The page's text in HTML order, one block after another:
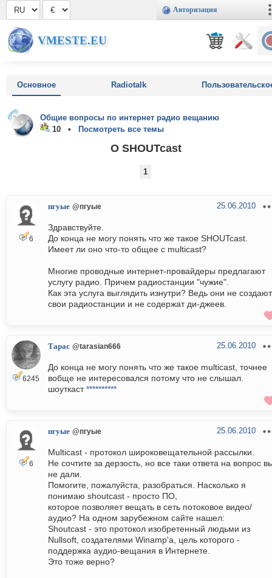
Авторизация
VMESTE.EU
Основное Radiotalk
Общие вопросы по интернет радио вещанию
10 •
Посмотреть все темы
О SHOUTcast
1
6
пгуые @пгуые 25.06.2010
Здравствуйте.
До конца не могу понять что же такое SHOUTcast.
Имеет ли оно что-то общее с multicast?
Многие проводные интернет-провайдеры предлагают
услугу радио. Причем радиостанции "чужие".
Как эта услуга выглядить изнутри? Ведь они не создают
свои радиостанции и не содержат ди-джеев.
6245
Тарас @tarasian666 25.06.2010
До конца не могу понять что же такое multicast, точнее
вобще не интересовался потому что не слышал.
шоуткаст**********
6
пгуые @пгуые 25.06.2010
Multicast - протокол широковещательной рассылки.
Не сочтите за дерзость, но все таки ответа на вопрос
не дали.
Помогите, пожалуйста, разобраться. Насколько я
понимаю shoutcast - просто ПО,
которое позволяет вещать в сеть потоковое видео/
аудио? На одном зарубежном сайте нашел:
Shoutcast - это протокол изобретенный людьми из
Nullsoft, создателями Winamp'а, цель которого -
поддержка аудио-вещания в Интернете.
Это тоже верно?